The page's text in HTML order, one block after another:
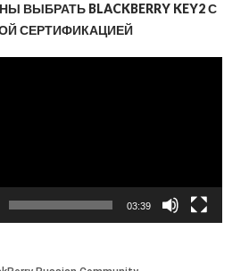
ВЫБРАТЬ BLACKBERRY KEY2 С
СЕРТИФИКАЦИЕЙ
03:39